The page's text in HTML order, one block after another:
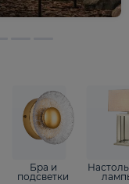
Бра и
подсветки